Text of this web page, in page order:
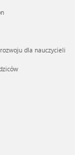
dla nauczycieli